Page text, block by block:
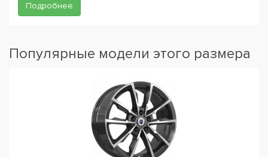
Подробнее
Популярные модели этого размера